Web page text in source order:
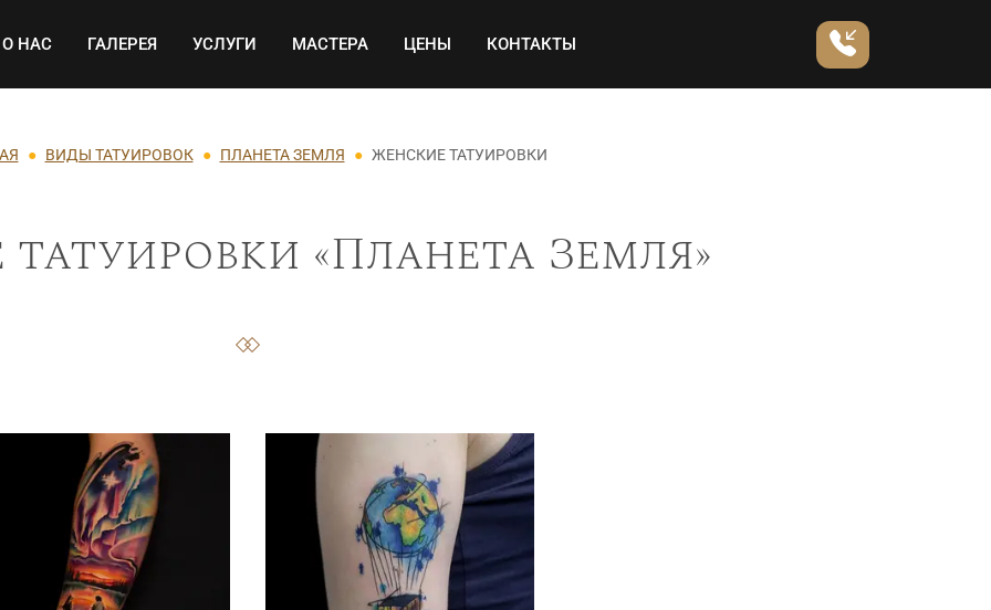
навигация
О НАС ГАЛЕРЕЯ УСЛУГИ МАСТЕРА ЦЕНЫ КОНТАКТЫ
ВИДЫ ТАТУИРОВОК ПЛАНЕТА ЗЕМЛЯ ЖЕНСКИЕ ТАТУИРОВКИ
«Планета Земля»